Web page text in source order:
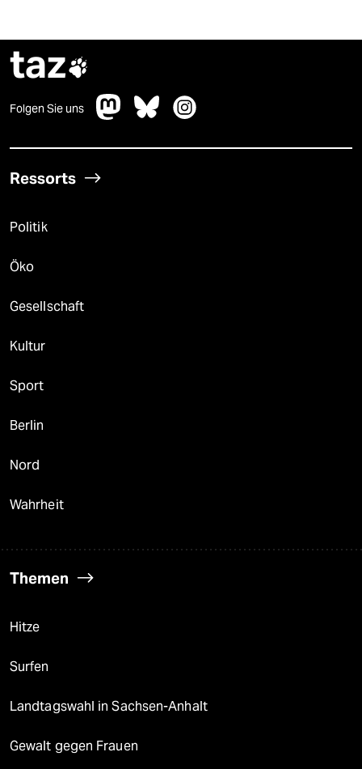
taz
Folgen Sie uns
Ressorts
Politik
Öko
Gesellschaft
Kultur
Sport
Berlin
Nord
Wahrheit
Themen
Hitze
Surfen
Landtagswahl in Sachsen-Anhalt
Gewalt gegen Frauen